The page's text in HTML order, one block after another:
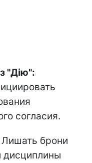
"Дію":
согласия.
Лишать брони
дисциплины